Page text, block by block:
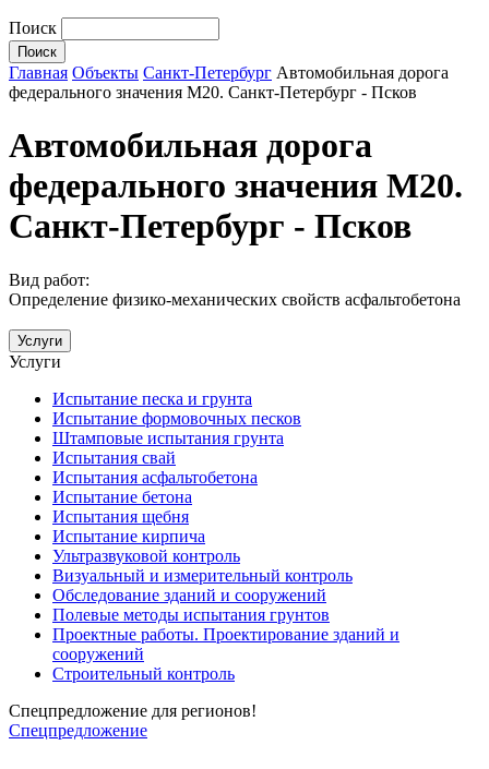
Поиск
Главная Объекты Санкт-Петербург Автомобильная дорога
федерального значения М20. Санкт-Петербург - Псков
Автомобильная дорога
федерального значения М20.
Санкт-Петербург - Псков
Вид работ:
Определение физико-механических свойств асфальтобетона
Услуги
Услуги
Испытание песка и грунта
Испытание формовочных песков
Штамповые испытания грунта
Испытания свай
Испытания асфальтобетона
Испытание бетона
Испытания щебня
Испытание кирпича
Ультразвуковой контроль
Визуальный и измерительный контроль
Обследование зданий и сооружений
Полевые методы испытания грунтов
Проектные работы. Проектирование зданий и
сооружений
Строительный контроль
Спецпредложение для регионов!
Спецпредложение